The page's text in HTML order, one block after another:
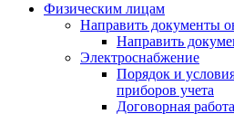
Физическим лицам
Направить документы
Направить
Электроснабжение
Порядок и
приборов учета
Договорная работа